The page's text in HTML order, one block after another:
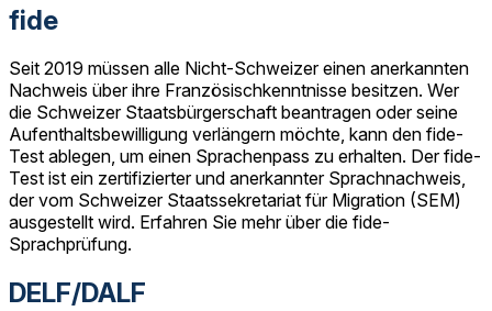
fide
Seit 2019 müssen alle Nicht-Schweizer einen anerkannten
Nachweis über ihre Französischkenntnisse besitzen. Wer
die Schweizer Staatsbürgerschaft beantragen oder seine
Aufenthaltsbewilligung verlängern möchte, kann den fide-
Test ablegen, um einen Sprachenpass zu erhalten. Der fide-
Test ist ein zertifizierter und anerkannter Sprachnachweis,
der vom Schweizer Staatssekretariat für Migration (SEM)
ausgestellt wird. Erfahren Sie mehr über die fide-
Sprachprüfung.
DELF/DALF